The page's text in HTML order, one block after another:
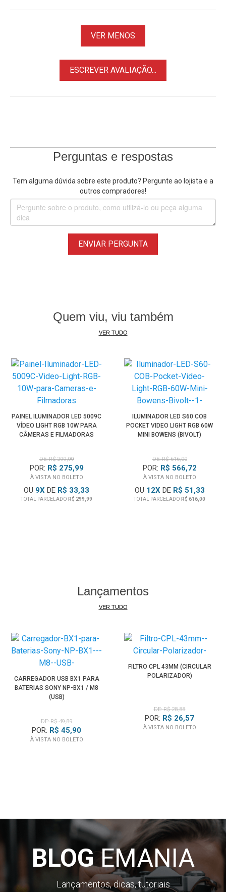
VER MENOS
ESCREVER AVALIAÇÃO...
Perguntas e respostas
Tem alguma dúvida sobre este produto? Pergunte ao lojista e a
outros compradores!
ENVIAR PERGUNTA
Quem viu, viu também
VER TUDO
PAINEL ILUMINADOR LED 5009C
VÍDEO LIGHT RGB 10W PARA
CÂMERAS E FILMADORAS
DE: R$ 299,99
POR: R$ 275,99
À VISTA NO BOLETO
OU 9X DE R$ 33,33
TOTAL PARCELADO R$ 299,99
ILUMINADOR LED S60 COB
POCKET VIDEO LIGHT RGB 60W
MINI BOWENS (BIVOLT)
DE: R$ 616,00
POR: R$ 566,72
À VISTA NO BOLETO
OU 12XDE R$ 51,33
TOTAL PARCELADO R$ 616,00
Lançamentos
VER TUDO
CARREGADOR USB BX1 PARA
BATERIAS SONY NP-BX1 / M8
(USB)
DE: R$ 49,89
POR: R$ 45,90
À VISTA NO BOLETO
FILTRO CPL 43MM (CIRCULAR
POLARIZADOR)
DE: R$ 28,88
POR: R$ 26,57
À VISTA NO BOLETO
BLOGEMANIA
Lançamentos, dicas, tutoriais